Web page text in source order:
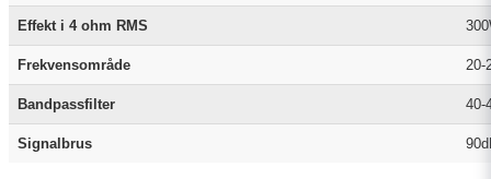
Effekt i 4 ohm RMS
Frekvensområde 20-
Bandpassfilter 40-
Signalbrus